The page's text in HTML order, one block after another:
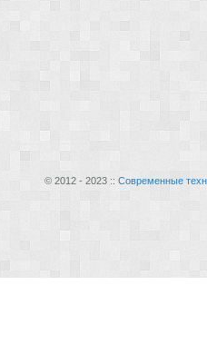
© 2012 - 2023 :: Современные